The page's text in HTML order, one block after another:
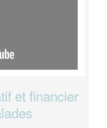
et financier